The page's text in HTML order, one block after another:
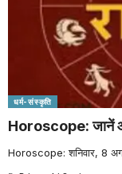
धर्म-संस्कृति
Horoscope: जानें
Horoscope: शनिवार, 8